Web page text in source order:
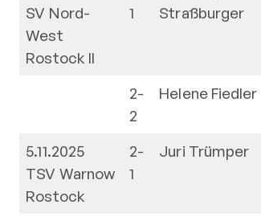
SV Nord-
West
Rostock II
1
Straßburger
2-
2
Helene Fiedler
5.11.2025
TSV Warnow
Rostock
2-
1
Juri Trümper